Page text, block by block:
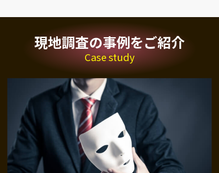
現地調査の事例をご紹介
Case study